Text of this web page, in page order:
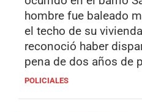
hombre fue baleado
el techo de su
reconoció haber
pena de dos años de
POLICIALES